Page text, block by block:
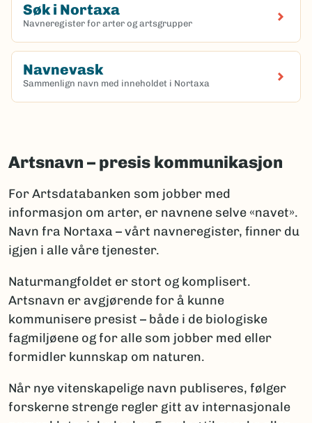
Søk i Nortaxa
Navneregister for arter og artsgrupper
Navnevask
Sammenlign navn med inneholdet i Nortaxa
Artsnavn – presis kommunikasjon
For Artsdatabanken som jobber med
informasjon om arter, er navnene selve «navet».
Navn fra Nortaxa – vårt navneregister, finner du
igjen i alle våre tjenester.
Naturmangfoldet er stort og komplisert.
Artsnavn er avgjørende for å kunne
kommunisere presist – både i de biologiske
fagmiljøene og for alle som jobber med eller
formidler kunnskap om naturen.
Når nye vitenskapelige navn publiseres, følger
forskerne strenge regler gitt av internasjonale